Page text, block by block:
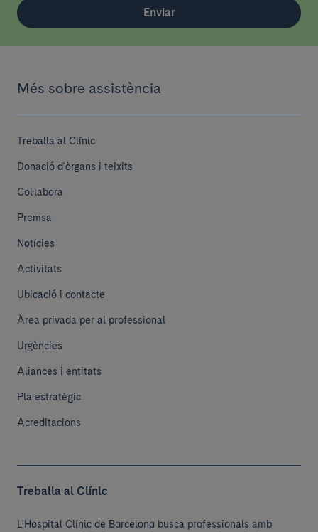
Enviar
Més sobre assistència
Treballa al Clínic
Donació d'òrgans i teixits
Col·labora
Premsa
Notícies
Activitats
Ubicació i contacte
Àrea privada per al professional
Urgències
Aliances i entitats
Pla estratègic
Acreditacions
Treballa al Clínic
L'Hospital Clínic de Barcelona busca professionals amb